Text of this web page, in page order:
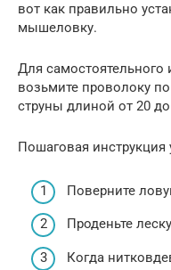
вот как правильно
мышеловку.
Для самостоятельного
возьмите проволоку
струны длиной от 20
Пошаговая инструкция
Поверните
Проденьте
Когда